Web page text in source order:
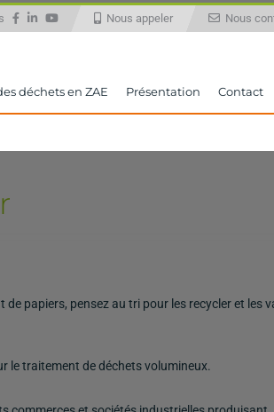
Nous
Nous appeler
déchets en ZAE Présentation Contact
papiers, pensez au tri pour les recycler et les
le traitement de déchets volumineux.